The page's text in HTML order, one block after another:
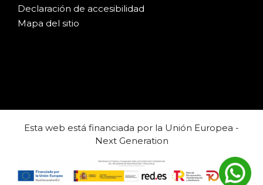
Declaración de accesibilidad
Mapa del sitio
Esta web está financiada por la Unión Europea -
Next Generation